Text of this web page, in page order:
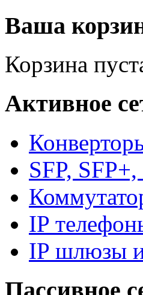
Ваша
Корзина
Активное
SFP,
IP
IP шлюзы